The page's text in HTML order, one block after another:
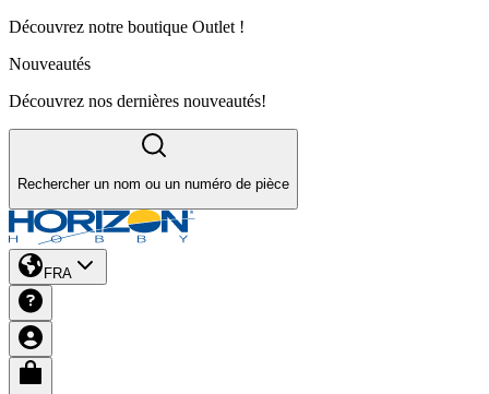
Découvrez notre boutique Outlet !
Nouveautés
Découvrez nos dernières nouveautés!
Rechercher un nom ou un numéro de pièce
FRA